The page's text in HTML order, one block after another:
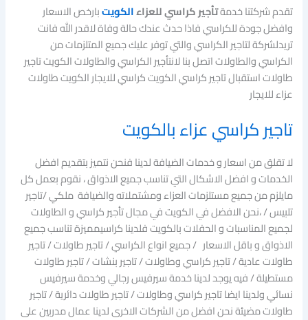
تقدم شركتنا خدمةتأجير كراسي للعزاءالكويتبارخص الاسعار
وافضل جودة للكراسي فاذا حدث عندك حالة وفاة لاقدر الله فانت
تريدلشركة لتاجير الكراسي والتي توفر عليك جميع المتلزمات من
الكراسي والطاولات اتصل بنا لانتأجير الكراسي والطاولات الكويت تاجير
طاولات استقبال تاجير كراسي الكويت كراسي للايجار الكويت طاولات
عزاء للايجار
تاجير كراسي عزاء بالكويت
لا تقلق من اسعار و خدمات الضيافة لدينا فنحن نتميز بتقديم افضل
الخدمات و افضل الاشكال التي تناسب جميع الاذواق ، نقوم بعمل كل
مايلزم من جميع مستلزمات العزاء ومشتملاته والضيافة ملكي /تاجير
تلبيس / ،نحن الافضل في الكويت في مجال تأجير كراسي و الطاولات
لجميع المناسبات و الحفلات بالكويت فلدينا كراسيمميزة تناسب جميع
الاذواق و باقل الاسعار / جميع انواع الكراسي / تاجير طاولات / تاجير
طاولات عادية / تاجير كراسي وطاولات / تاجير بنشات / تاجير طاولات
مستطيلة / فيه يوجد لدينا خدمة سيرفيس رجالي وخدمة سيرفيس
نسائي ولدينا ايضا تاجير كراسي وطاولات / تاجير طاولات دائرية / تاجير
طاولات مضيئة نحن افضل من الشركات الاخرى لدينا عمال مدربين على